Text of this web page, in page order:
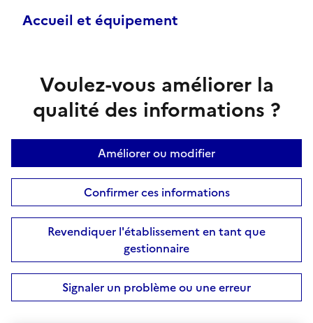
Accueil et équipement
Voulez-vous améliorer la
qualité des informations ?
Améliorer ou modifier
Confirmer ces informations
Revendiquer l'établissement en tant que
gestionnaire
Signaler un problème ou une erreur